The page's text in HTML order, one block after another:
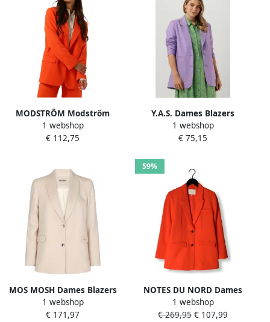
MODSTRÖM Modström
Dames Blazers Gale Blazer
Koraal
1 webshop
€ 112,75
Y.A.S. Dames Blazers
Yasisma 7 8 Blazer S Roze
1 webshop
€ 75,15
MOS MOSH Dames Blazers
Bena Herring Check Blazer
Roze
1 webshop
€ 171,97
59%
NOTES DU NORD Dames
Blazers Gilli Blazer Koraal
1 webshop
€ 269,95 € 107,99